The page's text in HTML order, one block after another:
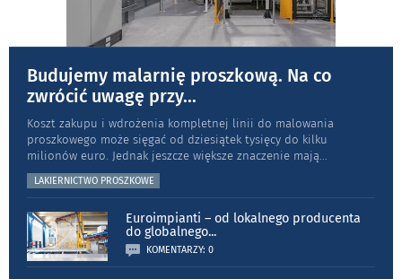
Budujemy malarnię proszkową. Na co
zwrócić uwagę przy...
Koszt zakupu i wdrożenia kompletnej linii do malowania
proszkowego może sięgać od dziesiątek tysięcy do kilku
milionów euro. Jednak jeszcze większe znaczenie mają...
LAKIERNICTWO PROSZKOWE
Euroimpianti – od lokalnego producenta
do globalnego...
KOMENTARZY: 0